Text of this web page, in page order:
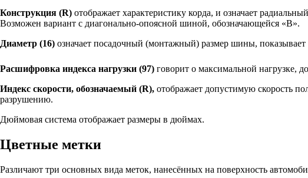
Конструкция (R) отображает характеристику корда, и означает
Возможен вариант с диагонально-опоясной шиной, обозначающейся «B».
Диаметр (16) означает посадочный (монтажный) размер шины,
Расшифровка индекса нагрузки (97) говорит о максимальной нагрузке,
Индекс скорости, обозначаемый (R), отображает допустимую скорость
разрушению.
Дюймовая система отображает размеры в дюймах.
Цветные метки
Различают три основных вида меток, нанесённых на поверхность